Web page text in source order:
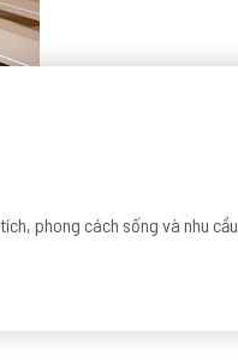
phong cách sống và nhu cầu